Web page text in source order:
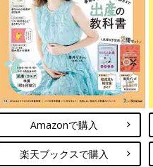
生に詳しく聞きました。
は、子どもが大好きなママや
じられること。親子で会話を
を広げてあげましょう。
Amazonで購入
楽天ブックスで購入